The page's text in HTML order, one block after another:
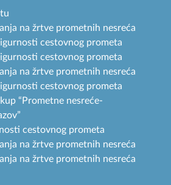
na žrtve prometnih nesreća
cestovnog prometa
cestovnog prometa
na žrtve prometnih nesreća
cestovnog prometa
“Prometne nesreće-
cestovnog prometa
na žrtve prometnih nesreća
na žrtve prometnih nesreća